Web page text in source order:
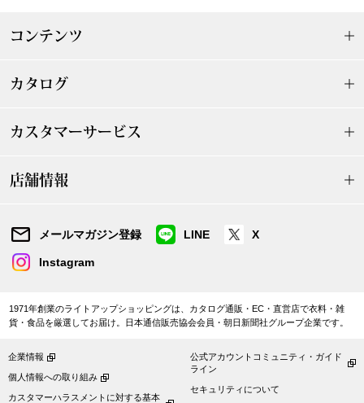
ランド
集
ク
ーブルウェア
ファッション
コンテンツ
カタログ
カスタマーサービス
店舗情報
メールマガジン登録 LINE X
Instagram
1971年創業のライトアップショッピングは、カタログ通販・EC・直営店で衣料・雑
貨・食品を厳選してお届け。日本通信販売協会会員・朝日新聞社グループ企業です。
企業情報
個人情報への取り組み
カスタマーハラスメントに対する基本
公式アカウントコミュニティ・ガイド
ライン
セキュリティについて